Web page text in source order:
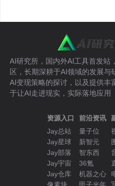
AI研究所，国内外AI工具首发站
区，长期深耕于AI领域的发展与
AI变现策略的探讨，以及提供丰
于让AI走进现实，实际落地应用
资源入口
Jay总站
Jay星球
Jay部落
Jay宇宙
Jay仓库
前沿资讯
量子位
新智元
智东西
36氪
机器之心